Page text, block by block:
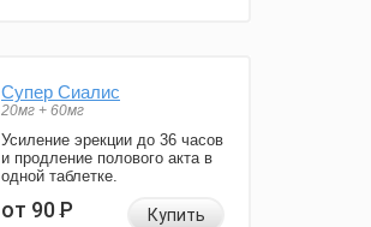
Супер Сиалис
20мг + 60мг
Усиление эрекции до 36 часов
и продление полового акта в
одной таблетке.
от 90Р Купить